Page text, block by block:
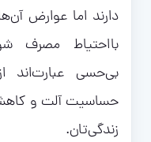
دارند اما عوارض
بااحتیاط مصرف
بی‌حسی عبارت‌اند
حساسیت آلت و
زندگی‌تان.